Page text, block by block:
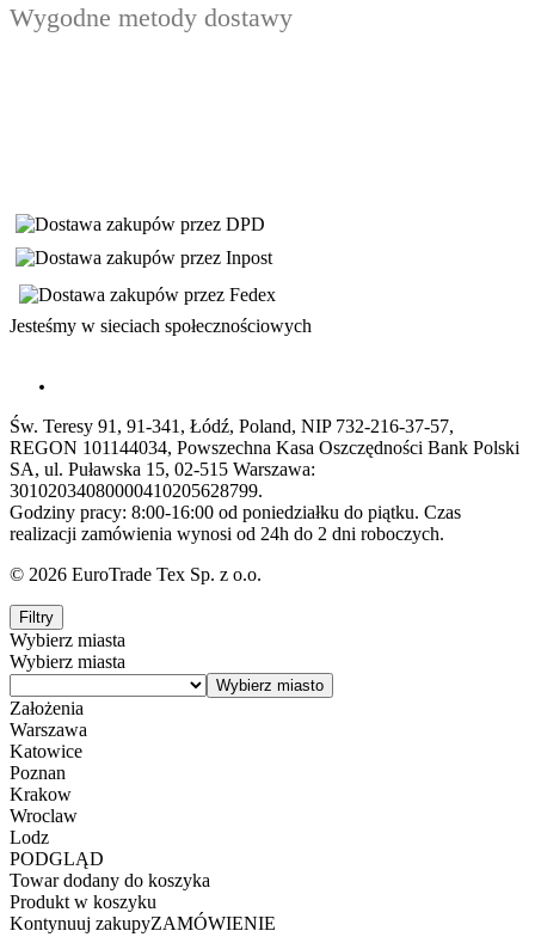
Wygodne metody dostawy
Jesteśmy w sieciach społecznościowych
Św. Teresy 91, 91-341, Łódź, Poland, NIP 732-216-37-57,
REGON 101144034, Powszechna Kasa Oszczędności Bank Polski
SA, ul. Puławska 15, 02-515 Warszawa:
30102034080000410205628799.
Godziny pracy: 8:00-16:00 od poniedziałku do piątku. Czas
realizacji zamówienia wynosi od 24h do 2 dni roboczych.
© 2026 EuroTrade Tex Sp. z o.o.
Filtry
Wybierz miasta
Wybierz miasta
Założenia
Warszawa
Katowice
Poznan
Krakow
Wroclaw
Lodz
PODGLĄD
Towar dodany do koszyka
Produkt w koszyku
Kontynuuj zakupyZAMÓWIENIE